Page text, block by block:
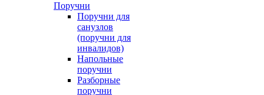
Поручни
Поручни для
санузлов
(поручни для
инвалидов)
Напольные
поручни
Разборные
поручни